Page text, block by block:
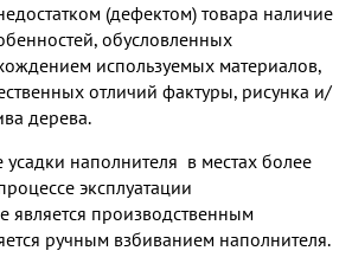
(дефектом) товара наличие
обусловленных
используемых материалов,
отличий фактуры, рисунка и/
дерева.
наполнителя в местах более
эксплуатации
является производственным
ручным взбиванием наполнителя.